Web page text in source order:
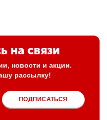
на связи
новости и акции.
рассылку!
ПОДПИСАТЬСЯ